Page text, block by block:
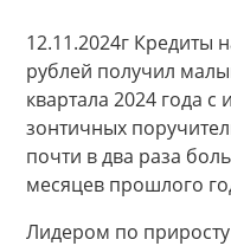
12.11.2024г Кредиты
рублей получил
квартала 2024 года
зонтичных
почти в два раза
месяцев прошлого
Лидером по